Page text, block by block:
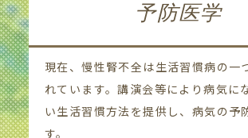
予防医学
現在、慢性腎不全は生活習慣病の一
れています。講演会等により病気に
い生活習慣方法を提供し、病気の予
す。